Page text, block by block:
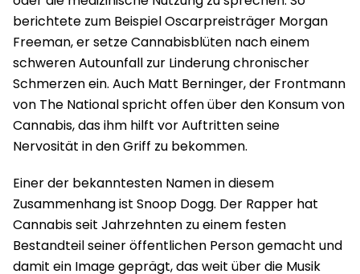
berichtete zum Beispiel Oscarpreisträger Morgan
Freeman, er setze Cannabisblüten nach einem
schweren Autounfall zur Linderung chronischer
Schmerzen ein. Auch Matt Berninger, der Frontmann
von The National spricht offen über den Konsum von
Cannabis, das ihm hilft vor Auftritten seine
Nervosität in den Griff zu bekommen.
Einer der bekanntesten Namen in diesem
Zusammenhang ist Snoop Dogg. Der Rapper hat
Cannabis seit Jahrzehnten zu einem festen
Bestandteil seiner öffentlichen Person gemacht und
damit ein Image geprägt, das weit über die Musik